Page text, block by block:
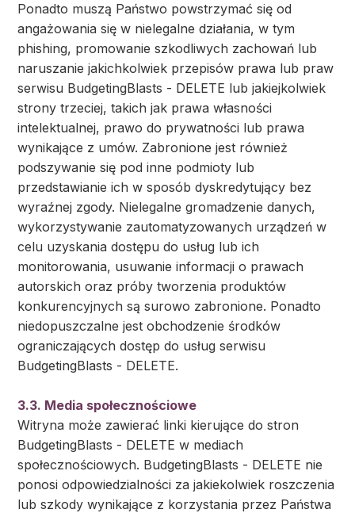
Ponadto muszą Państwo powstrzymać się od
angażowania się w nielegalne działania, w tym
phishing, promowanie szkodliwych zachowań lub
naruszanie jakichkolwiek przepisów prawa lub praw
serwisu BudgetingBlasts - DELETE lub jakiejkolwiek
strony trzeciej, takich jak prawa własności
intelektualnej, prawo do prywatności lub prawa
wynikające z umów. Zabronione jest również
podszywanie się pod inne podmioty lub
przedstawianie ich w sposób dyskredytujący bez
wyraźnej zgody. Nielegalne gromadzenie danych,
wykorzystywanie zautomatyzowanych urządzeń w
celu uzyskania dostępu do usług lub ich
monitorowania, usuwanie informacji o prawach
autorskich oraz próby tworzenia produktów
konkurencyjnych są surowo zabronione. Ponadto
niedopuszczalne jest obchodzenie środków
ograniczających dostęp do usług serwisu
BudgetingBlasts - DELETE.
3.3. Media społecznościowe
Witryna może zawierać linki kierujące do stron
BudgetingBlasts - DELETE w mediach
społecznościowych. BudgetingBlasts - DELETE nie
ponosi odpowiedzialności za jakiekolwiek roszczenia
lub szkody wynikające z korzystania przez Państwa